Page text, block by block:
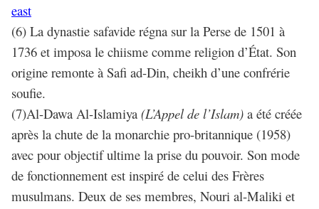
east
(6) La dynastie safavide régna sur la Perse de 1501 à
1736 et imposa le chiisme comme religion d’État. Son
origine remonte à Safi ad-Din, cheikh d’une confrérie
soufie.
(7)Al-Dawa Al-Islamiya (L’Appel de l’Islam) a été créée
après la chute de la monarchie pro-britannique (1958)
avec pour objectif ultime la prise du pouvoir. Son mode
de fonctionnement est inspiré de celui des Frères
musulmans. Deux de ses membres, Nouri al-Maliki et